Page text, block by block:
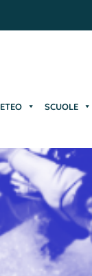
SCUOLE